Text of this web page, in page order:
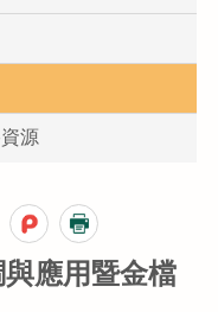
源
應用暨金檔